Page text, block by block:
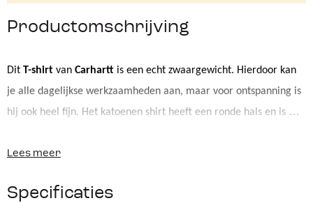
Productomschrijving
Dit T-shirt van Carhartt is een echt zwaargewicht. Hierdoor kan
je alle dagelijkse werkzaamheden aan, maar voor ontspanning is
hij ook heel fijn. Het
logo van Carhartt
Korte mouw
Lees meer
Specificaties